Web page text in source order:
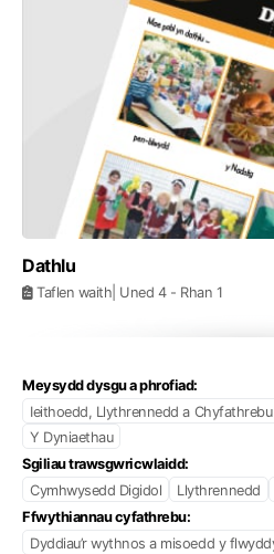
Dathlu
Taflen waith | Uned 4 - Rhan 1
Meysydd dysgu a phrofiad:
Ieithoedd, Llythrennedd a Chyfathrebu
Y Dyniaethau
Sgiliau trawsgwricwlaidd:
Cymhwysedd Digidol
Llythrennedd
Ffwythiannau cyfathrebu:
Dyddiau’r wythnos a misoedd y